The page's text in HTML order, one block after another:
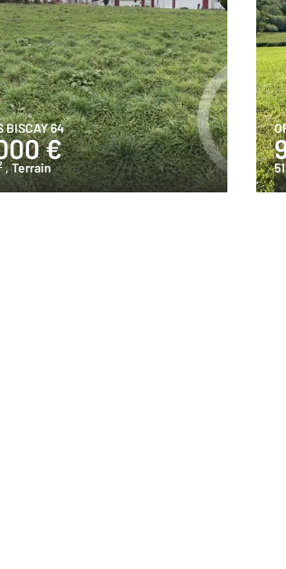
BISCAY 64
€
, Terrain